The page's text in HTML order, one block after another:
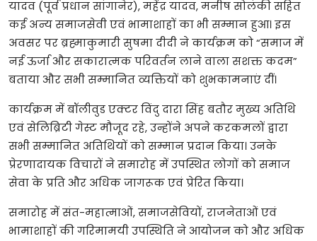
यादव (पूर्व प्रधान सांगानेर), महेंद्र यादव, मनीष सोलंकी सहित
कई अन्य समाजसेवी एवं भामाशाहों का भी सम्मान हुआ। इस
अवसर पर ब्रह्माकुमारी सुषमा दीदी ने कार्यक्रम को “समाज में
नई ऊर्जा और सकारात्मक परिवर्तन लाने वाला सशक्त कदम”
बताया और सभी सम्मानित व्यक्तियों को शुभकामनाएं दीं।
कार्यक्रम में बॉलीवुड एक्टर विंदु दारा सिंह बतौर मुख्य अतिथि
एवं सेलिब्रिटी गेस्ट मौजूद रहे, उन्होंने अपने करकमलों द्वारा
सभी सम्मानित अतिथियों को सम्मान प्रदान किया। उनके
प्रेरणादायक विचारों ने समारोह में उपस्थित लोगों को समाज
सेवा के प्रति और अधिक जागरूक एवं प्रेरित किया।
समारोह में संत-महात्माओं, समाजसेवियों, राजनेताओं एवं
भामाशाहों की गरिमामयी उपस्थिति ने आयोजन को और अधिक